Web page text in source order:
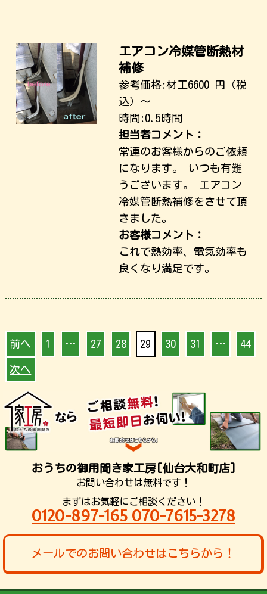
エアコン冷媒管断熱材
補修
参考価格:材工6600
円（税
込）～
時間:0.5時間
担当者コメント：
常連のお客様からのご依頼
になります。 いつも有難
うございます。 エアコン
冷媒管断熱補修をさせて頂
きました。
お客様コメント：
これで熱効率、電気効率も
良くなり満足です。
前へ 1 … 27 28 29 30 31 … 44
次へ
おうちの御用聞き家工房[仙台大和町店]
お問い合わせは無料です！
まずはお気軽にご相談ください！
0120-897-165 070-7615-3278
メールでのお問い合わせはこちらから！